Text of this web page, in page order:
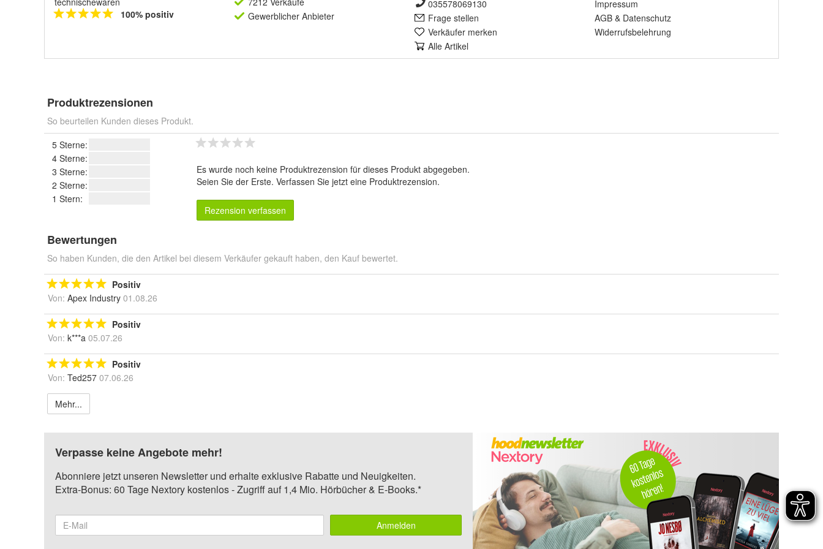
100% positiv
Gewerblicher Anbieter
035578069130
Frage stellen
Verkäufer merken
Alle Artikel
Impressum
AGB & Datenschutz
Widerrufsbelehrung
Produktrezensionen
So beurteilen Kunden dieses Produkt.
5 Sterne:
4 Sterne:
3 Sterne:
2 Sterne:
1 Stern:
Es wurde noch keine Produktrezension für dieses Produkt abgegeben.
Seien Sie der Erste. Verfassen Sie jetzt eine Produktrezension.
Rezension verfassen
Bewertungen
So haben Kunden, die den Artikel bei diesem Verkäufer gekauft haben, den Kauf bewertet.
Positiv
Von: Apex Industry 01.08.26
Positiv
Von: k***a 05.07.26
Positiv
Von: Ted257 07.06.26
Mehr...
Verpasse keine Angebote mehr!
Abonniere jetzt unseren Newsletter und erhalte exklusive Rabatte und Neuigkeiten.
Extra-Bonus: 60 Tage Nextory kostenlos - Zugriff auf 1,4 Mio. Hörbücher & E-Books.*
Anmelden